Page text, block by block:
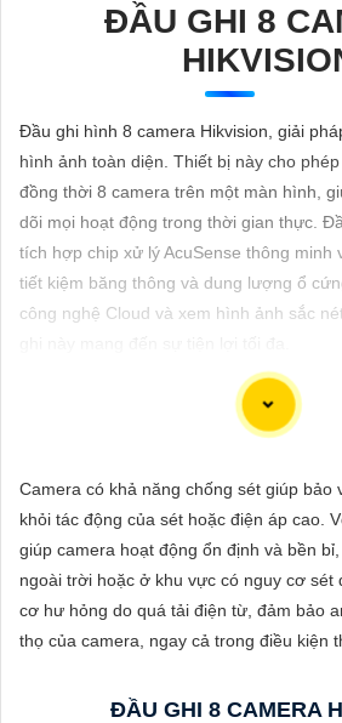
VẤN
LẮP
ĐẶT
PHỤ
KIỆN
VẤN
DỊCH
VỤ
ĐẦU GHI 8
Đầu ghi hình 8 camera Hikvision, giải
hình ảnh toàn diện. Thiết bị này cho
đồng thời 8 camera trên một màn hình,
dõi mọi hoạt động trong thời gian thực.
tích hợp chip xử lý AcuSense thông minh
tiết kiệm băng thông và dung lượng ổ
công nghệ Cloud và xem hình ảnh sắc
Bạn đang tìm kiếm giải pháp an ninh hiệu
vực an ninh và giám sát. Với chất lượng
Camera có khả năng chống sét giúp bảo
khỏi tác động của sét hoặc điện áp cao.
giúp camera hoạt động ổn định và bền
ngoài trời hoặc ở khu vực có nguy cơ sét
cơ hư hỏng do quá tải điện từ, đảm bảo
thọ của camera, ngay cả trong điều kiện
ĐẦU GHI 8 CAMERA